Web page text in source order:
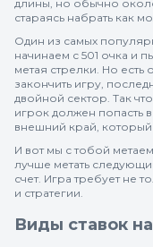
длины, но обычно
стараясь набрать как
Один из самых
начинаем с 501 очка и
метая стрелки. Но
закончить игру,
двойной сектор. Так
игрок должен попасть
внешний край, который
И вот мы с тобой
лучше метать
счет. Игра требует не
и стратегии.
Виды ставок